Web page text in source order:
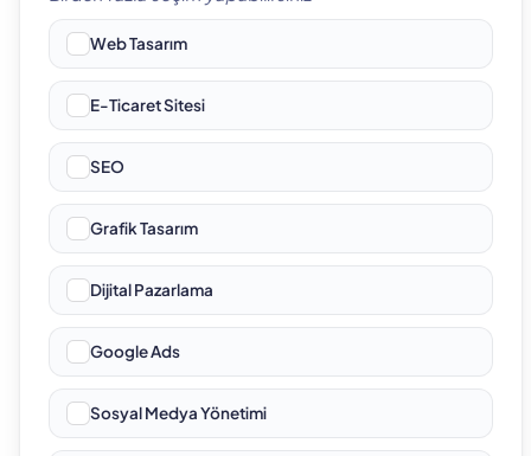
Web Tasarım
E-Ticaret Sitesi
SEO
Grafik Tasarım
Dijital Pazarlama
Google Ads
Sosyal Medya Yönetimi